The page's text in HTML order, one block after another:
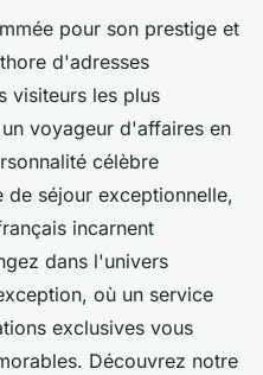
hôtels
France
de lecture
pour son prestige et
d'adresses
visiteurs les plus
voyageur d'affaires en
célèbre
de séjour exceptionnelle,
incarnent
dans l'univers
où un service
exclusives vous
Découvrez notre